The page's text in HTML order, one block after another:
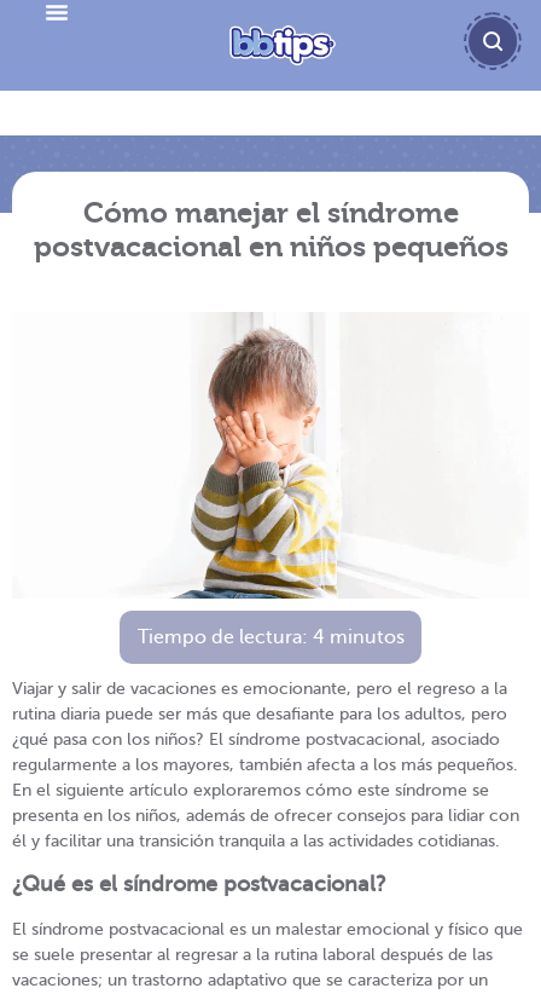
Cómo manejar el síndrome
postvacacional en niños pequeños
Tiempo de lectura: 4 minutos
Viajar y salir de vacaciones es emocionante, pero el regreso a la
rutina diaria puede ser más que desafiante para los adultos, pero
¿qué pasa con los niños? El síndrome postvacacional, asociado
regularmente a los mayores, también afecta a los más pequeños.
En el siguiente artículo exploraremos cómo este síndrome se
presenta en los niños, además de ofrecer consejos para lidiar con
él y facilitar una transición tranquila a las actividades cotidianas.
¿Qué es el síndrome postvacacional?
El síndrome postvacacional es un malestar emocional y físico que
se suele presentar al regresar a la rutina laboral después de las
vacaciones; un trastorno adaptativo que se caracteriza por un